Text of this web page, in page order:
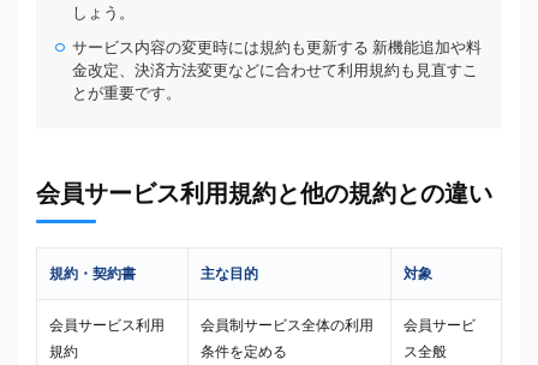
しょう。
サービス内容の変更時には規約も更新する 新機能追加や料
金改定、決済方法変更などに合わせて利用規約も見直すこ
とが重要です。
会員サービス利用規約と他の規約との違い
規約・契約書 主な目的 対象
会員サービス利用
規約
会員制サービス全体の利用
条件を定める
会員サービ
ス全般